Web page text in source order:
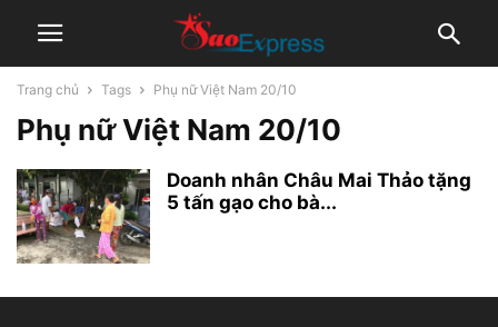
Trang chủ Tags Phụ nữ Việt Nam 20/10
Phụ nữ Việt Nam 20/10
Doanh nhân Châu Mai Thảo tặng
5 tấn gạo cho bà...